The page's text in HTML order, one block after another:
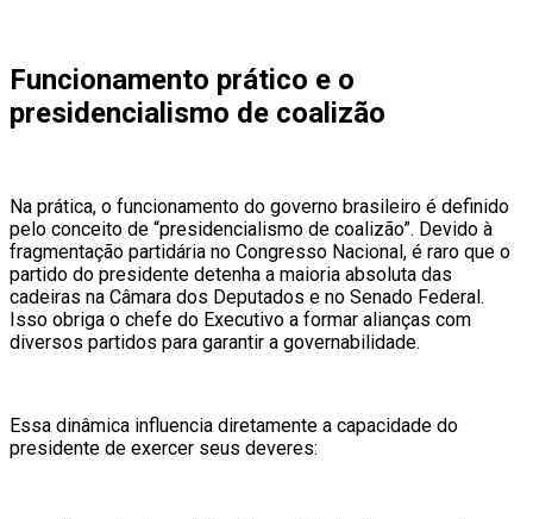
Funcionamento prático e o
presidencialismo de coalizão
Na prática, o funcionamento do governo brasileiro é definido
pelo conceito de “presidencialismo de coalizão”. Devido à
fragmentação partidária no Congresso Nacional, é raro que o
partido do presidente detenha a maioria absoluta das
cadeiras na Câmara dos Deputados e no Senado Federal.
Isso obriga o chefe do Executivo a formar alianças com
diversos partidos para garantir a governabilidade.
Essa dinâmica influencia diretamente a capacidade do
presidente de exercer seus deveres: